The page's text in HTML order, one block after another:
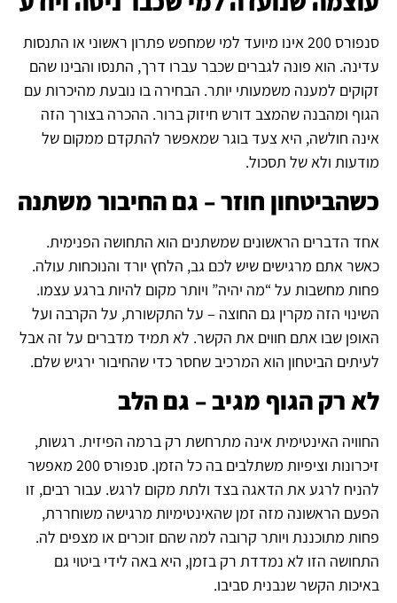
סנפורס 200 אינו מיועד למי שמחפש פתרון ראשוני או התנסות
עדינה. הוא פונה לגברים שכבר עברו דרך, התנסו והבינו שהם
זקוקים למענה משמעותי יותר. הבחירה בו נובעת מהיכרות עם
הגוף ומהבנה שהמצב דורש חיזוק ברור. ההכרה בצורך הזה
אינה חולשה, היא צעד בוגר שמאפשר להתקדם ממקום של
מודעות ולא של תסכול.
כשהביטחון חוזר – גם החיבור משתנה
אחד הדברים הראשונים שמשתנים הוא התחושה הפנימית.
כאשר אתם מרגישים שיש לכם גב, הלחץ יורד והנוכחות עולה.
פחות מחשבות על “מה יהיה” ויותר מקום להיות ברגע עצמו.
השינוי הזה מקרין גם החוצה – על התקשורת, על הקרבה ועל
האופן שבו אתם חווים את הקשר. לא תמיד מדברים על זה אבל
לעיתים הביטחון הוא המרכיב שחסר כדי שהחיבור ירגיש שלם.
לא רק הגוף מגיב – גם הלב
החוויה האינטימית אינה מתרחשת רק ברמה הפיזית. רגשות,
זיכרונות וציפיות משתלבים בה כל הזמן. סנפורס 200 מאפשר
להניח לרגע את הדאגה בצד ולתת מקום לרגש. עבור רבים, זו
הפעם הראשונה מזה זמן שהאינטימיות מרגישה משוחררת,
פחות מתוכננת ויותר קרובה למה שהם זוכרים או מצפים לה.
התחושה הזו לא נמדדת רק בזמן, היא באה לידי ביטוי גם
באיכות הקשר שנבנית סביבו.